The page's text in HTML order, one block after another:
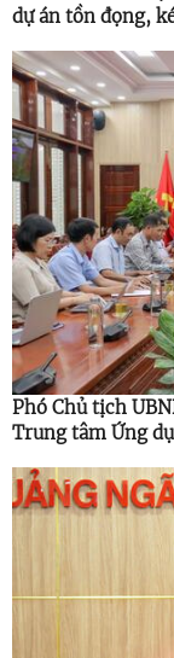
dự án tồn đọng,
Phó Chủ tịch
Trung tâm Ứng